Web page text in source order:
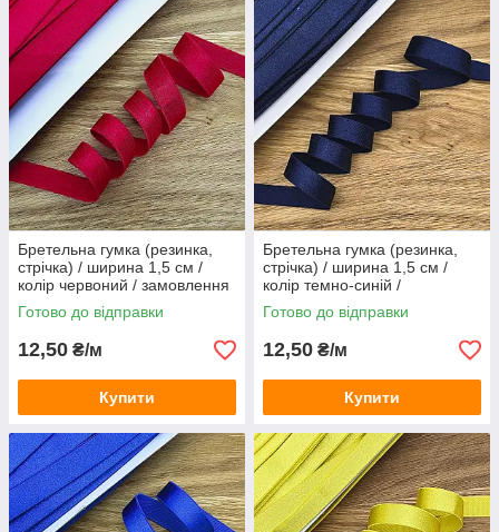
Бретельна гумка (резинка,
стрічка) / ширина 1,5 см /
колір червоний / замовлення
від 1 метра
Готово до відправки
12,50 ₴/м
Купити
Бретельна гумка (резинка,
стрічка) / ширина 1,5 см /
колір темно-синій /
замовлення від 1 метра
Готово до відправки
12,50 ₴/м
Купити